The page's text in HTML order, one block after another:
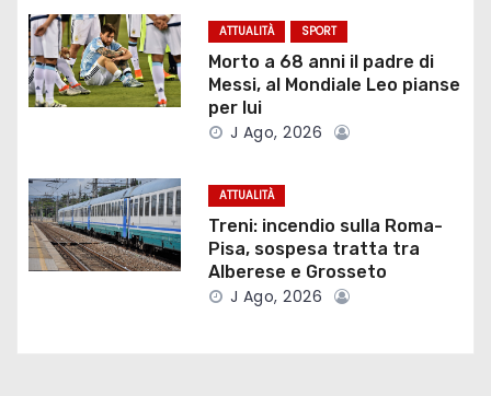
o
n
e
r
t
ATTUALITÀ SPORT
Morto a 68 anni il padre di
Messi, al Mondiale Leo pianse
per lui
J Ago, 2026
ATTUALITÀ
Treni: incendio sulla Roma-
Pisa, sospesa tratta tra
Alberese e Grosseto
J Ago, 2026